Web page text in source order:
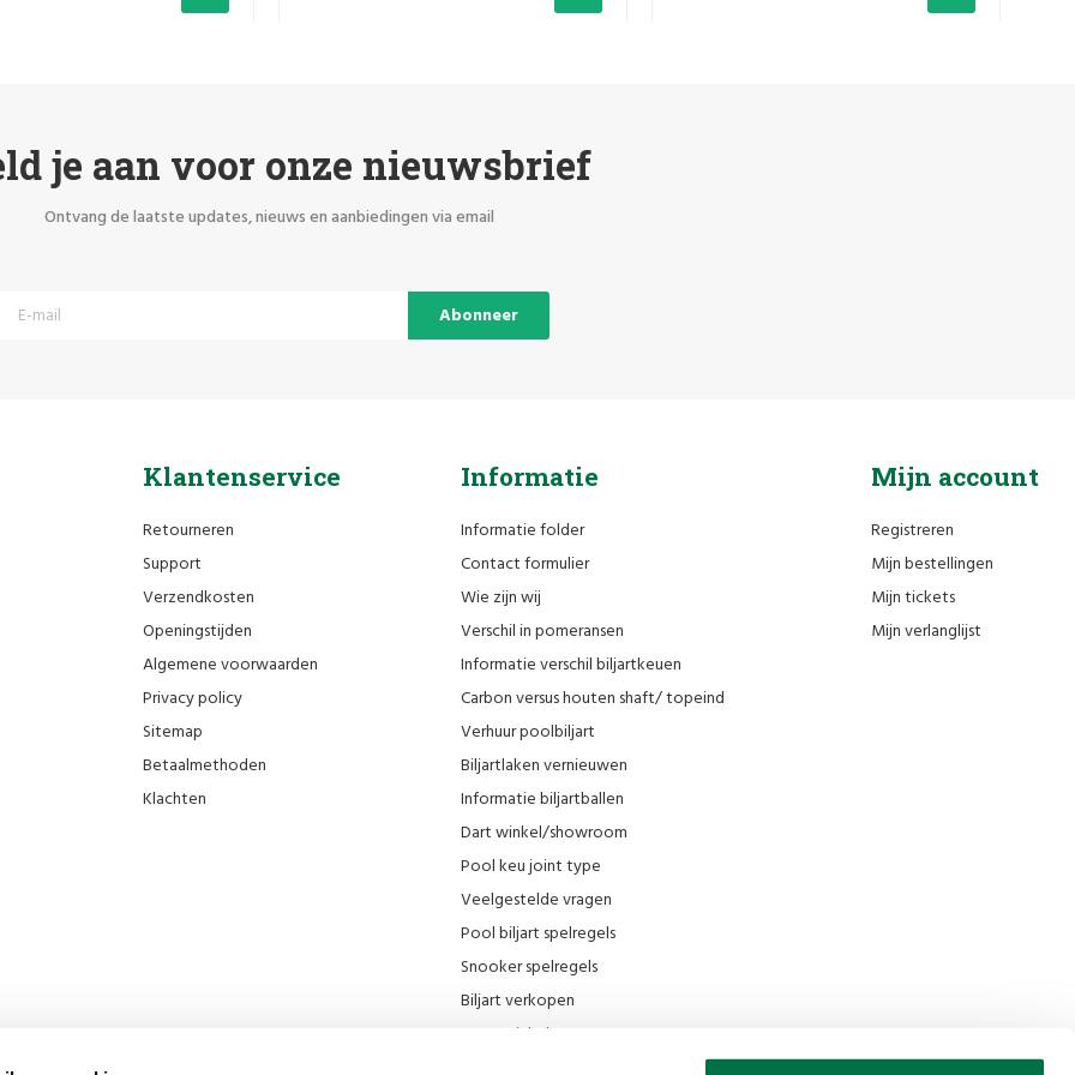
je aan voor onze nieuwsbrief
Ontvang de laatste updates, nieuws en aanbiedingen via email
Abonneer
Klantenservice
Retourneren
Support
Verzendkosten
Openingstijden
Algemene voorwaarden
Privacy policy
Sitemap
Betaalmethoden
Klachten
Informatie
Informatie folder
Contact formulier
Wie zijn wij
Verschil in pomeransen
Informatie verschil biljartkeuen
Carbon versus houten shaft/ topeind
Verhuur poolbiljart
Biljartlaken vernieuwen
Informatie biljartballen
Dart winkel/showroom
Pool keu joint type
Veelgestelde vragen
Pool biljart spelregels
Snooker spelregels
Biljart verkopen
Onze winkel
Mijn account
Registreren
Mijn bestellingen
Mijn tickets
Mijn verlanglijst